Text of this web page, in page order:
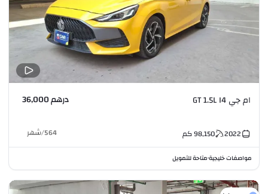
ام جي GT 1.5L I4 درهم 36,000
2022
98,150كم 564
/شهر
مواصفات خليجية•متاحة للتمويل